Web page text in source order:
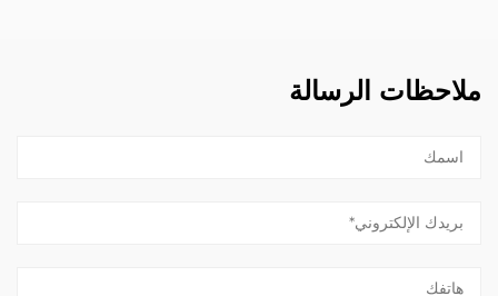
ملاحظات الرسالة